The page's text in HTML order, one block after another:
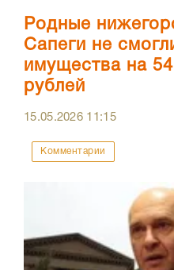
Родные
Сапеги не
имущества на
рублей
15.05.2026 11:15
Комментарии